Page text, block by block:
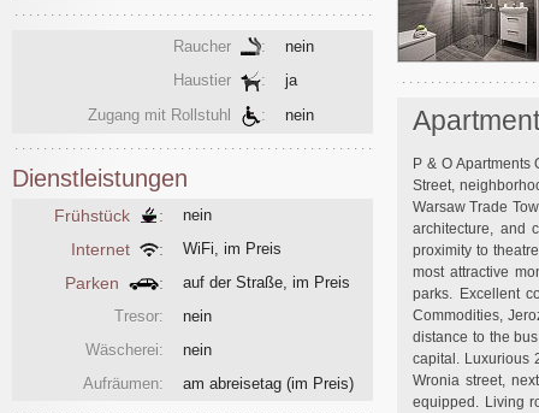
P & O Apartments
Street,
Warsaw Trade
architecture, and
proximity to
most attractive
parks. Excellent
Commodities,
distance to the
capital. Luxurious
Wronia street,
equipped. Living
Raucher :
nein
Haustier
:
ja
Zugang mit Rollstuhl
: nein
Dienstleistungen
Frühstück : nein
Internet : WiFi, im Preis
Parken :
auf der Straße, im Preis
Tresor:
nein
Wäscherei:
nein
Aufräumen:
am abreisetag (im Preis)